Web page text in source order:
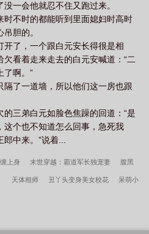
一会他就忍不住又跑过来。
时不时的都能听到里面媳妇时高时
胆的。
了，一个跟白元安长得很是相
看着走来走去的白元安喊道：“二
了啊。”
了一道墙，所以他们这一房也跟
三弟白元如脸色焦躁的回道：“是
个也不知道怎么回事，急死我
中来。”说着...
上身 末世穿越：霸道军长独宠妻 腹黑
天体相师 丑丫头变身美女校花 呆萌小